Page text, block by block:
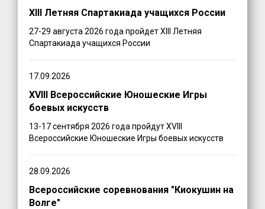
XIII Летняя Спартакиада учащихся России
27-29 августа 2026 года пройдет XIII Летняя
Спартакиада учащихся России
17.09.2026
XVIII Всероссийские Юношеские Игры
боевых искусств
13-17 сентября 2026 года пройдут XVIII
Всероссийские Юношеские Игры боевых искусств
28.09.2026
Всероссийские соревнования "Киокушин на
Волге"